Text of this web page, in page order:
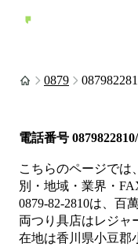
0879
電話番号
こちらのページでは、
別・地域・業界・
0879-82-2810は、 百
両つり具店はレジャ
在地は香川県小豆郡